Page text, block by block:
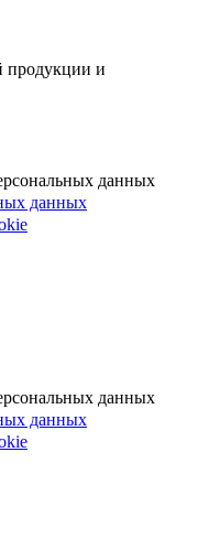
продукции и
данных
данных
данных
данных